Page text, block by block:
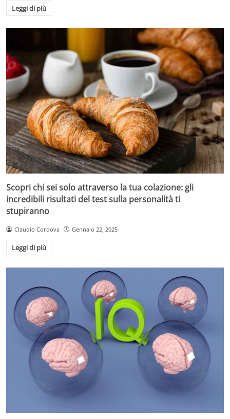
Leggi di più
Scopri chi sei solo attraverso la tua colazione: gli
incredibili risultati del test sulla personalità ti
stupiranno
Claudio Cordova Gennaio 22, 2025
Leggi di più